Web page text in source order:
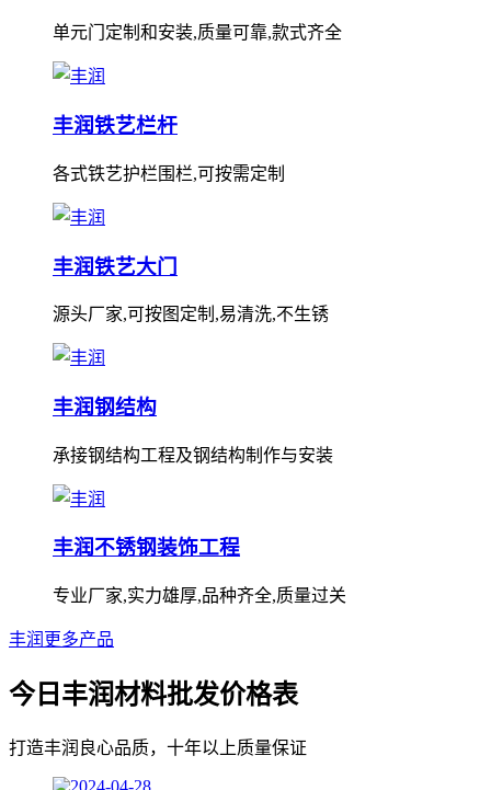
单元门定制和安装,质量可靠,款式齐全
丰润铁艺栏杆
各式铁艺护栏围栏,可按需定制
丰润铁艺大门
源头厂家,可按图定制,易清洗,不生锈
丰润钢结构
承接钢结构工程及钢结构制作与安装
丰润不锈钢装饰工程
专业厂家,实力雄厚,品种齐全,质量过关
丰润更多产品
今日丰润材料批发价格表
打造丰润良心品质，十年以上质量保证